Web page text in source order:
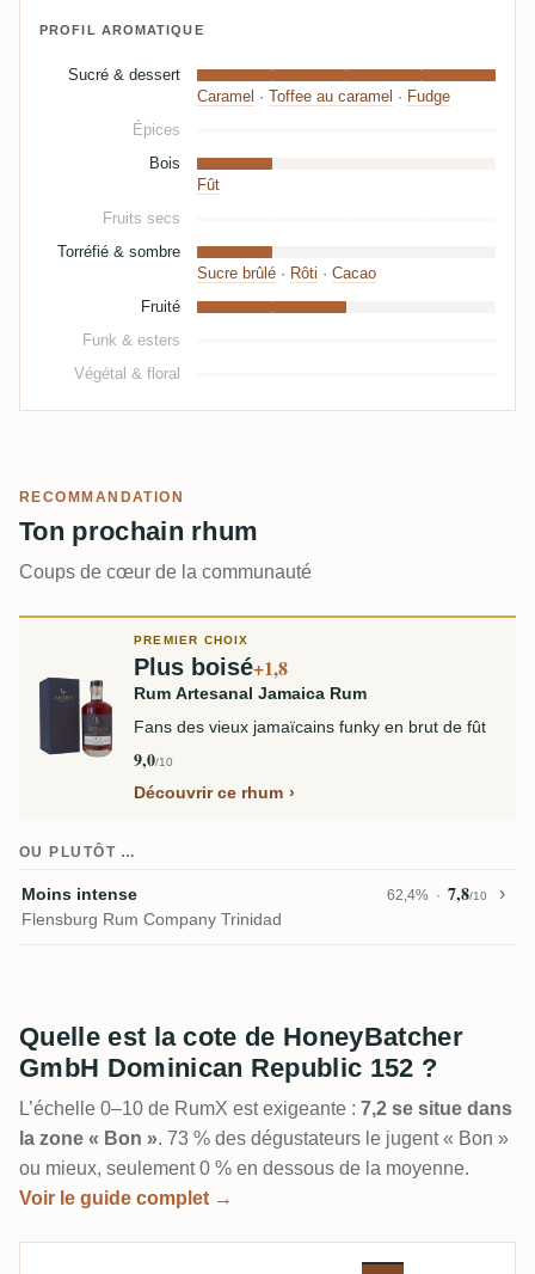
PROFIL AROMATIQUE
Sucré & dessert
Caramel · Toffee au caramel · Fudge
Épices
Bois
Fût
Fruits secs
Torréfié & sombre
Sucre brûlé · Rôti · Cacao
Fruité
Funk & esters
Végétal & floral
RECOMMANDATION
Ton prochain rhum
Coups de cœur de la communauté
PREMIER CHOIX
Plus boisé+1,8
Rum Artesanal Jamaica Rum
Fans des vieux jamaïcains funky en brut de fût
9,0/10
Découvrir ce rhum
OU PLUTÔT …
Moins intense 62,4% 7,8/10
Flensburg Rum Company Trinidad
Quelle est la cote de HoneyBatcher
GmbH Dominican Republic 152 ?
L’échelle 0–10 de RumX est exigeante : 7,2 se situe dans
la zone « Bon ». 73 % des dégustateurs le jugent « Bon »
ou mieux, seulement 0 % en dessous de la moyenne.
Voir le guide complet →